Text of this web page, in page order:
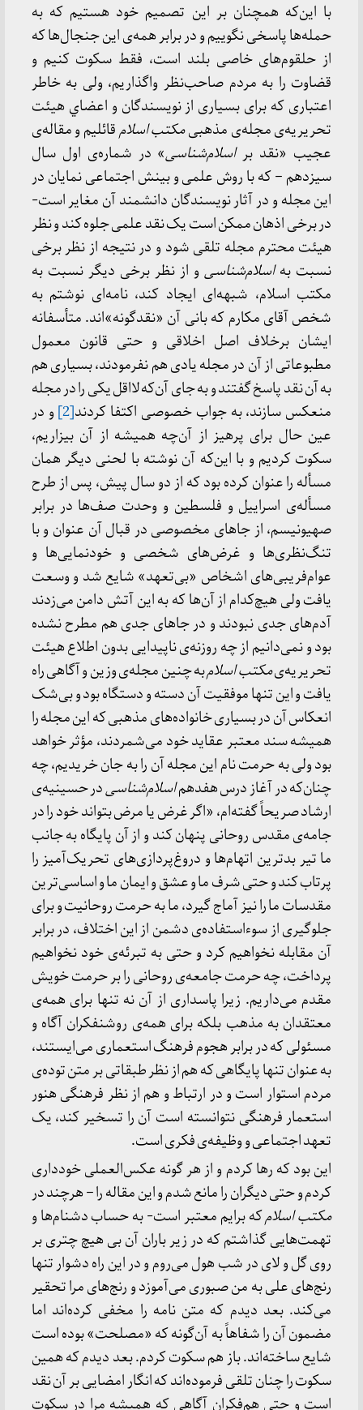
با این‌که همچنان بر این تصمیم خود هستیم که به
حمله‌ها پاسخی نگوییم و در برابر همه‌ی این جنجال‌ها که
از حلقوم‌های خاصی بلند است، فقط سکوت کنیم و
قضاوت را به مردم صاحب‌نظر واگذاریم، ولی به خاطر
اعتباری که برای بسیاری از نویسندگان و اعضاي هیئت
تحریریه‌ی مجله‌ی مذهبیمکتب اسلامقائلیم و مقاله‌ی
عجیب «نقد براسلام‌شناسی» در شماره‌ی اول سال
سیزدهم – که با روش علمی و بینش اجتماعی نمایان در
این مجله و در آثار نویسندگان دانشمند آن مغایر است-
در برخی اذهان ممکن است یک نقد علمی جلوه کند و نظر
هیئت محترم مجله تلقی شود و در نتیجه از نظر برخی
نسبت بهاسلام‌شناسیو از نظر برخی دیگر نسبت به
مکتب اسلام، شبهه‌ای ایجاد کند، نامه‌ای نوشتم به
شخص آقای مکارم که بانی آن «نقدگونه»اند. متأسفانه
ایشان برخلاف اصل اخلاقی و حتی قانون معمول
مطبوعاتی از آن در مجله یادی هم نفرمودند، بسیاری هم
به آن نقد پاسخ گفتند و به جای آن‌که لااقل یکی را در مجله
منعکس سازند، به جواب خصوصی اکتفا کردند[2]
و در
عین حال برای پرهیز از آن‌چه همیشه از آن بیزاريم،
سکوت کردیم و با این‌که آن نوشته با لحنی دیگر همان
مسأله را عنوان کرده بود که از دو سال پیش، پس از طرح
مسأله‌ی اسراییل و فلسطین و وحدت صف‌ها در برابر
صهیونیسم، از جاهای مخصوصی در قبال آن عنوان و با
تنگ‌نظری‌ها و غرض‌های شخصی و خودنمایی‌ها و
عوام‌فریبی‌های اشخاص «بی‌تعهد» شایع شد و وسعت
یافت ولی هیچ‌کدام از آن‌ها که به این آتش دامن می‌زدند
آدم‌های جدی نبودند و در جاهای جدی هم مطرح نشده
بود و نمی‌دانیم از چه روزنه‌ی ناپیدایی بدون اطلاع هیئت
تحریریه‌یمکتب اسلامبه چنین مجله‌ی وزین و آگاهی راه
یافت و این تنها موفقیت آن دسته و دستگاه بود و بی‌شک
انعکاس آن در بسیاری خانواده‌های مذهبی که این مجله را
همیشه سند معتبر عقاید خود می‌شمردند، مؤثر خواهد
بود ولی به حرمت نام این مجله آن را به جان خریدیم، چه
چنان‌که در آغاز درس هفدهماسلام‌شناسیدر حسینیه‌ی
ارشاد صریحاً گفته‌ام، «اگر غرض یا مرض بتواند خود را در
جامه‌ی مقدس روحانی پنهان کند و از آن پایگاه به جانب
ما تیر بدترین اتهام‌ها و دروغ‌پردازی‌های تحریک‌آمیز را
پرتاب کند و حتی شرف ما و عشق و ایمان ما و اساسی‌ترین
مقدسات ما را نیز آماج گیرد، ما به حرمت روحانیت و برای
جلوگیری از سوءاستفاده‌ی دشمن از این اختلاف، در برابر
آن مقابله نخواهیم کرد و حتی به تبرئه‌ی خود نخواهیم
پرداخت، چه حرمت جامعه‌ی روحانی را بر حرمت خویش
مقدم می‌داریم. زیرا پاسداری از آن نه تنها برای همه‌ی
معتقدان به مذهب بلکه برای همه‌ی روشنفکران آگاه و
مسئولی که در برابر هجوم فرهنگ استعماری می‌ایستند،
به عنوان تنها پایگاهی که هم از نظر طبقاتی بر متن توده‌ی
مردم استوار است و در ارتباط و هم از نظر فرهنگی هنور
استعمار فرهنگی نتوانسته است آن را تسخیر کند، یک
تعهد اجتماعی و وظیفه‌ی فکری است.
این بود که رها کردم و از هر گونه عکس‌العملی خودداری
کردم و حتی دیگران را مانع شدم و این مقاله را – هرچند در
مکتب اسلامکه برایم معتبر است- به حساب دشنام‌ها و
تهمت‌هایی گذاشتم که در زیر باران آن بی هیچ چتری بر
روی گل و لای در شب هول می‌روم و در این راه دشوار تنها
رنج‌های علی به من صبوری می‌آموزد و رنج‌های مرا تحقیر
می‌کند. بعد دیدم که متن نامه را مخفی کرده‌اند اما
مضمون آن را شفاهاً به آن‌گونه که «مصلحت» بوده است
شایع ساخته‌اند. باز هم سکوت کردم. بعد دیدم که همین
سکوت را چنان تلقی فرموده‌اند که انگار امضایی بر آن نقد
است و حتی هم‌فکران آگاهی که همیشه مرا در سکوت